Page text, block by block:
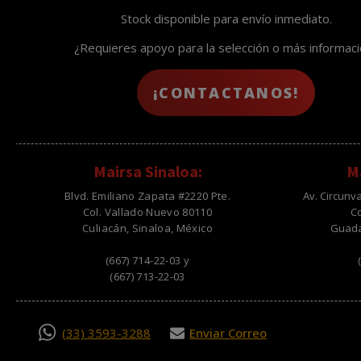
Stock disponible para envío inmediato.
¿Requieres apoyo para la selección o más
¡CONTACTANOS!
Mairsa Sinaloa:
Blvd. Emiliano Zapata #2220 Pte.
Col. Vallado Nuevo 80110
Culiacán, Sinaloa, México
(667) 714-22-03 y
(667) 713-22-03
Av.
(33) 3593-3288 Enviar Correo